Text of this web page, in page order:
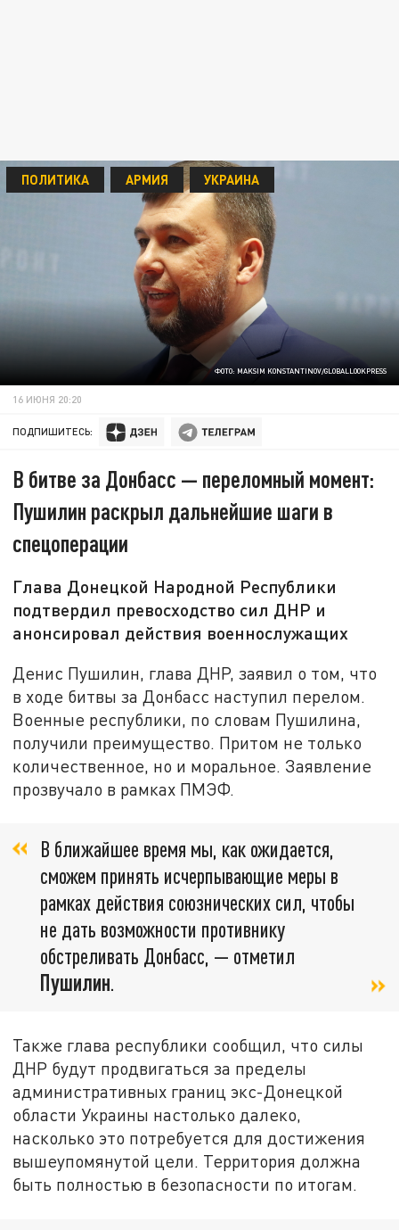
ФОТО: MAKSIM KONSTANTINOV/GLOBALLOOKPRESS
ПОЛИТИКА АРМИЯ УКРАИНА
16 ИЮНЯ 20:20
ПОДПИШИТЕСЬ:
В битве за Донбасс — переломный момент:
Пушилин раскрыл дальнейшие шаги в
спецоперации
Глава Донецкой Народной Республики
подтвердил превосходство сил ДНР и
анонсировал действия военнослужащих
Денис Пушилин, глава ДНР, заявил о том, что
в ходе битвы за Донбасс наступил перелом.
Военные республики, по словам Пушилина,
получили преимущество. Притом не только
количественное, но и моральное. Заявление
прозвучало в рамках ПМЭФ.
В ближайшее время мы, как ожидается,
сможем принять исчерпывающие меры в
рамках действия союзнических сил, чтобы
не дать возможности противнику
обстреливать Донбасс, — отметил
Пушилин.
Также глава республики сообщил, что силы
ДНР будут продвигаться за пределы
административных границ экс-Донецкой
области Украины настолько далеко,
насколько это потребуется для достижения
вышеупомянутой цели. Территория должна
быть полностью в безопасности по итогам.